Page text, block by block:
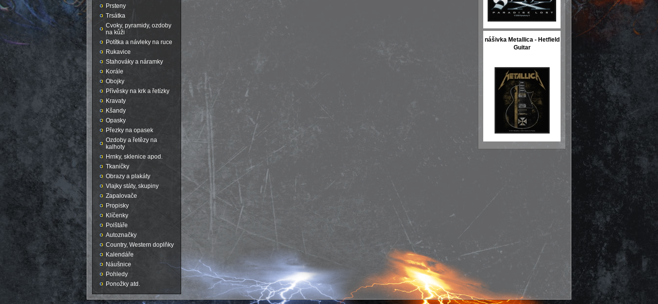
Prsteny
Trsátka
Cvoky, pyramidy, ozdoby
na kůži
Potítka a návleky na ruce
Rukavice
Stahováky a náramky
Korále
Obojky
Přívěsky na krk a řetízky
Kravaty
Kšandy
Opasky
Přezky na opasek
Ozdoby a řetězy na
kalhoty
Hrnky, sklenice apod.
Tkaničky
Obrazy a plakáty
Vlajky státy, skupiny
Zapalovače
Propisky
Klíčenky
Polštáře
Autoznačky
Country, Western doplňky
Kalendáře
Náušnice
Pohledy
Ponožky atd.
nášivka Metallica - Hetfield
Guitar